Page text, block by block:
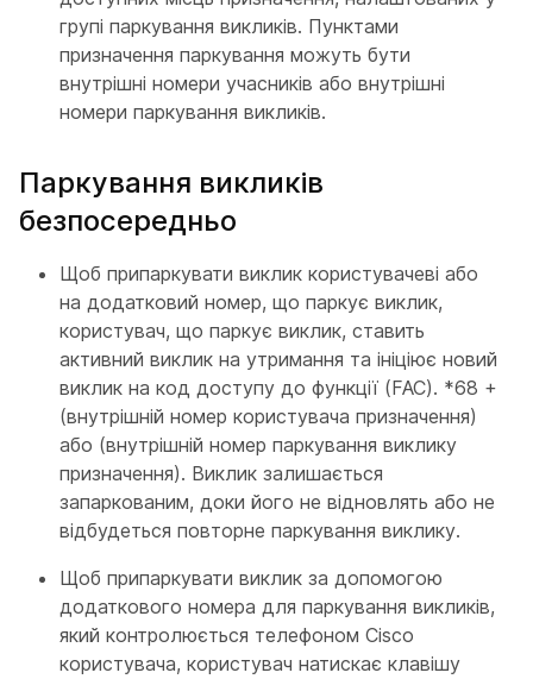
групі паркування викликів. Пунктами
призначення паркування можуть бути
внутрішні номери учасників або внутрішні
номери паркування викликів.
Паркування викликів
безпосередньо
Щоб припаркувати виклик користувачеві або
на додатковий номер, що паркує виклик,
користувач, що паркує виклик, ставить
активний виклик на утримання та ініціює новий
виклик на код доступу до функції (FAC). *68 +
(внутрішній номер користувача призначення)
або (внутрішній номер паркування виклику
призначення). Виклик залишається
запаркованим, доки його не відновлять або не
відбудеться повторне паркування виклику.
Щоб припаркувати виклик за допомогою
додаткового номера для паркування викликів,
який контролюється телефоном Cisco
користувача, користувач натискає клавішу